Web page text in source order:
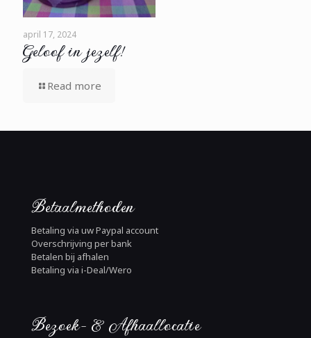
april 17, 2024
Geloof in jezelf!
Read more
Betaalmethoden
Betaling via uw Paypal account
Overschrijving per bank
Betalen bij afhalen
Betaling via i-Deal/Wero
Bezoek- & Afhaallocatie